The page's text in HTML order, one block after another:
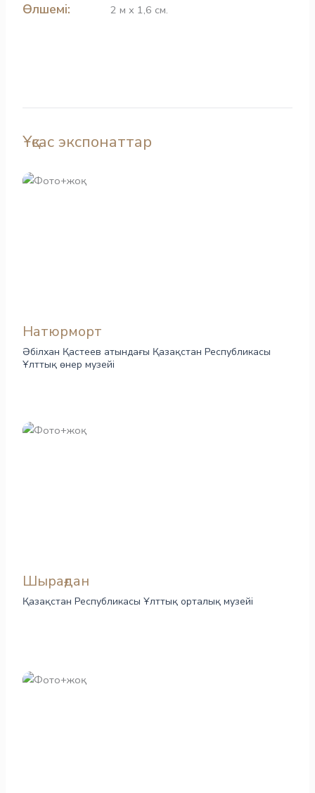
Өлшемі: 2 м х 1,6 см.
Ұқсас экспонаттар
Натюрморт
Әбілхан Қастеев атындағы Қазақстан Республикасы
Ұлттық өнер музейі
Шырағдан
Қазақстан Республикасы Ұлттық орталық музейі